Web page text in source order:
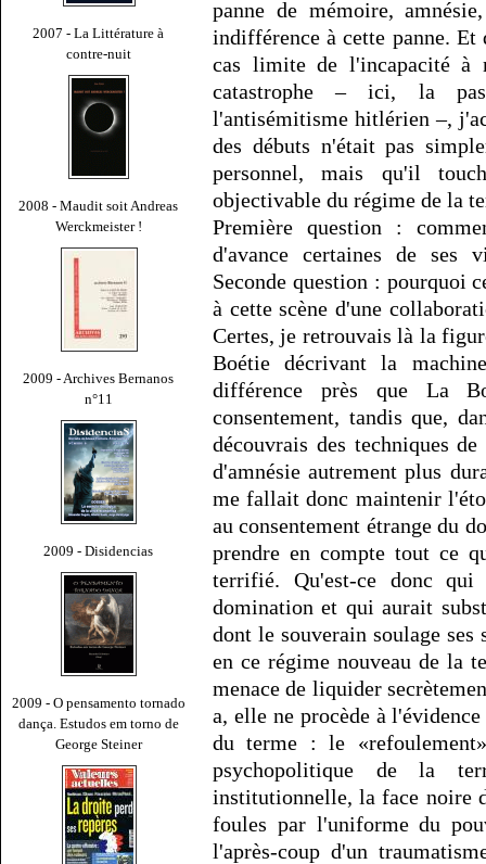
2007 - La Littérature à
contre-nuit
2008 - Maudit soit Andreas
Werckmeister !
2009 - Archives Bernanos
n°11
2009 - Disidencias
2009 - O pensamento tornado
dança. Estudos em torno de
George Steiner
panne de mémoire,
indifférence à cette panne. Et
cas limite de l'incapacité à
catastrophe – ici, la
l'antisémitisme hitlérien –,
des débuts n'était pas
personnel, mais qu'il
objectivable du régime de la
Première question :
d'avance certaines de ses
Seconde question : pourquoi
à cette scène d'une
Certes, je retrouvais là la
Boétie décrivant la
différence près que La
consentement, tandis que,
découvrais des techniques
d'amnésie autrement plus
me fallait donc maintenir
au consentement étrange du
prendre en compte tout ce
terrifié. Qu'est-ce donc
domination et qui aurait
dont le souverain soulage
en ce régime nouveau de la
menace de liquider
a, elle ne procède à
du terme : le
psychopolitique de la
institutionnelle, la face noire
foules par l'uniforme du
l'après-coup d'un